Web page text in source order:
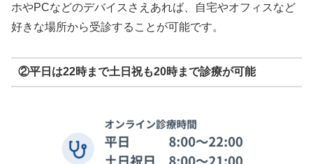
ホやPCなどのデバイスさえあれば、自宅やオフィスなど
好きな場所から受診することが可能です。
②平日は22時まで土日祝も20時まで診療が可能